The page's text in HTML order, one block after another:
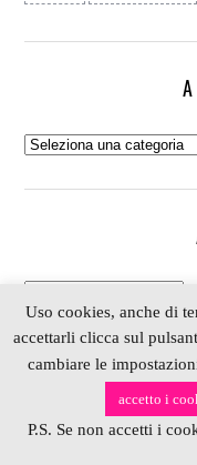
Argomenti:
Archivio
COPYRIGHT
PARTNER
Uso cookies, anche di
accettarli clicca sul
cambiare le
accetto i
P.S. Se non accetti i